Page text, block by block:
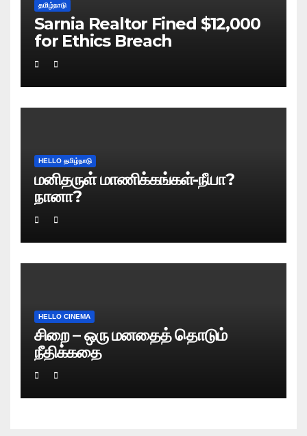
தமிழ்நாடு
Sarnia Realtor Fined $12,000
for Ethics Breach
HELLO தமிழ்நாடு
மனிதருள் மாணிக்கங்கள்-நீயா?
நானா?
HELLO CINEMA
சிறை – ஒரு மனதைத் தொடும்
நீதிக்கதை